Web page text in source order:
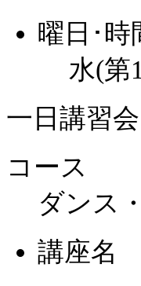
曜日･時
水(第
一日講習
コース
ダンス
講座名